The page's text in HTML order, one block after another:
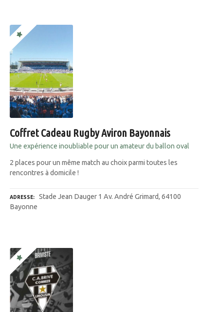
Coffret Cadeau Rugby Aviron Bayonnais
Une expérience inoubliable pour un amateur du ballon oval
2 places pour un même match au choix parmi toutes les
rencontres à domicile !
ADRESSE
Stade Jean Dauger 1 Av. André Grimard, 64100
Bayonne